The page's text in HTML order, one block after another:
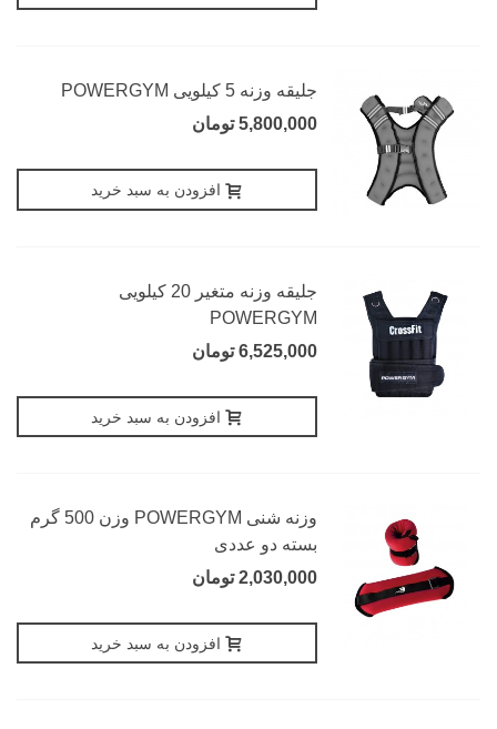
جلیقه وزنه 5 کیلویی POWERGYM
5,800,000 تومان
افزودن به سبد خرید
جلیقه وزنه متغیر 20 کیلویی
POWERGYM
6,525,000 تومان
افزودن به سبد خرید
وزنه شنی POWERGYM وزن 500 گرم
بسته دو عددی
2,030,000 تومان
افزودن به سبد خرید